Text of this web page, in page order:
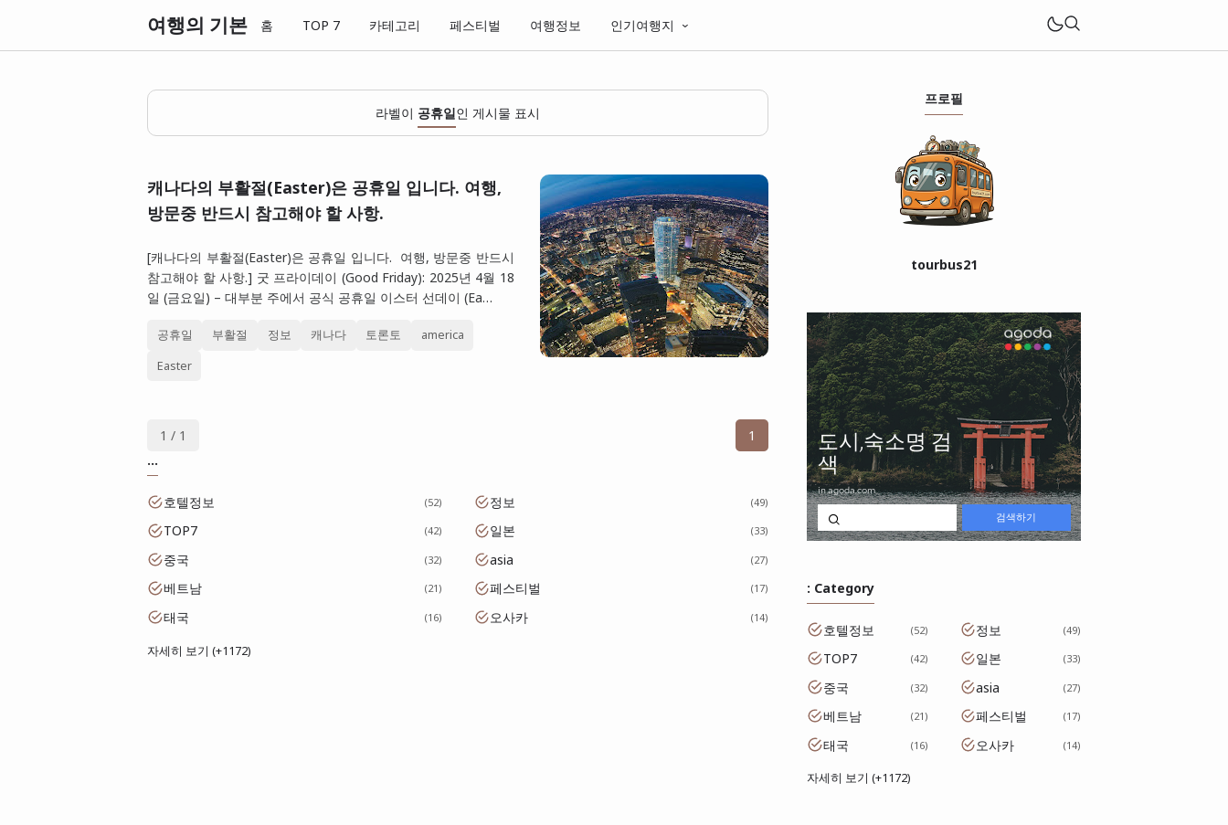
여행의 기본 홈 TOP 7 카테고리 페스티벌 여행정보 인기여행지
라벨이 공휴일인 게시물 표시
캐나다의 부활절(Easter)은 공휴일 입니다. 여행,
방문중 반드시 참고해야 할 사항.
[캐나다의 부활절(Easter)은 공휴일 입니다. 여행, 방문중 반드시
참고해야 할 사항.] 굿 프라이데이 (Good Friday): 2025년 4월 18
일 (금요일) – 대부분 주에서 공식 공휴일 이스터 선데이 (Ea…
공휴일 부활절 정보 캐나다 토론토 america
Easter
1 / 1
1
...
호텔정보 52 정보 49
TOP7 42 일본 33
중국 32 asia 27
베트남 21 페스티벌 17
태국 16 오사카 14
자세히 보기 (+1172)
프로필
tourbus21
: Category
호텔정보 52 정보 49
TOP7 42 일본 33
중국 32 asia 27
베트남 21 페스티벌 17
태국 16 오사카 14
자세히 보기 (+1172)